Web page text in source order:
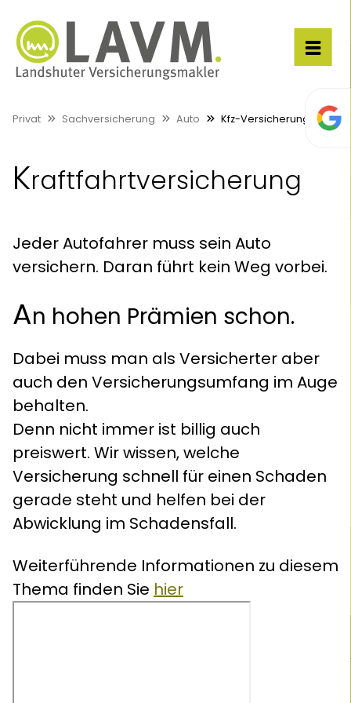
Privat Sachversicherung Auto Kfz-Versicherung
Kraftfahrtversicherung
Jeder Autofahrer muss sein Auto
versichern. Daran führt kein Weg vorbei.
An hohen Prämien schon.
Dabei muss man als Versicherter aber
auch den Versicherungsumfang im Auge
behalten.
Denn nicht immer ist billig auch
preiswert. Wir wissen, welche
Versicherung schnell für einen Schaden
gerade steht und helfen bei der
Abwicklung im Schadensfall.
Weiterführende Informationen zu diesem
Thema finden Sie hier